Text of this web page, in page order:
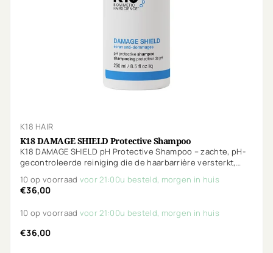
K18 HAIR
K18 DAMAGE SHIELD Protective Shampoo
K18 DAMAGE SHIELD pH Protective Shampoo – zachte, pH-
gecontroleerde reiniging die de haarbarrière versterkt,
10 op voorraad voor 21:00u besteld, morgen in huis
€36,00
10 op voorraad voor 21:00u besteld, morgen in huis
€36,00